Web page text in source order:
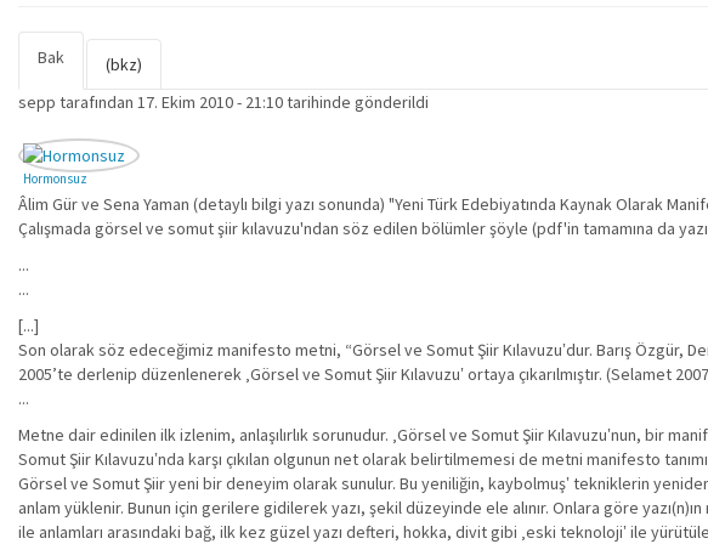
Birincil sekmeler
Bak
sekme)
(bkz)
sepp tarafından 17. Ekim 2010 - 21:10 tarihinde gönderildi
Hormonsuz
Âlim Gür ve Sena Yaman (detaylı bilgi yazı sonunda) "Yeni Türk Edebiyatında Kaynak Olarak
Çalışmada görsel ve somut şiir kılavuzu'ndan söz edilen bölümler şöyle (pdf'in tamamına da
...
...
[...]
Son olarak söz edeceğimiz manifesto metni, “Görsel ve Somut Şiir Kılavuzu‛dur. Barış Özgür,
2005’te derlenip düzenlenerek ‚Görsel ve Somut Şiir Kılavuzu‛ ortaya çıkarılmıştır. (Selamet
...
Metne dair edinilen ilk izlenim, anlaşılırlık sorunudur. ‚Görsel ve Somut Şiir Kılavuzu‛nun, bir
Somut Şiir Kılavuzu‛nda karşı çıkılan olgunun net olarak belirtilmemesi de metni manifesto
Görsel ve Somut Şiir yeni bir deneyim olarak sunulur. Bu yeniliğin, kaybolmuş‛ tekniklerin
anlam yüklenir. Bunun için gerilere gidilerek yazı, şekil düzeyinde ele alınır. Onlara göre
ile anlamları arasındaki bağ, ilk kez güzel yazı defteri, hokka, divit gibi ‚eski teknoloji‛ ile